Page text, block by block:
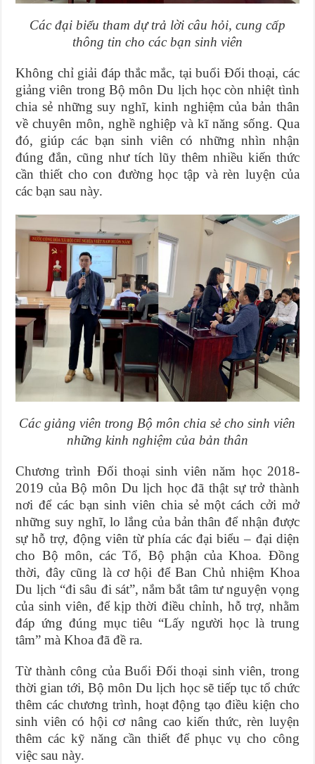
Các đại biểu tham dự trả lời câu hỏi, cung cấp
thông tin cho các bạn sinh viên
Không chỉ giải đáp thắc mắc, tại buổi Đối thoại, các
giảng viên trong Bộ môn Du lịch học còn nhiệt tình
chia sẻ những suy nghĩ, kinh nghiệm của bản thân
về chuyên môn, nghề nghiệp và kĩ năng sống. Qua
đó, giúp các bạn sinh viên có những nhìn nhận
đúng đắn, cũng như tích lũy thêm nhiều kiến thức
cần thiết cho con đường học tập và rèn luyện của
các bạn sau này.
Các giảng viên trong Bộ môn chia sẻ cho sinh viên
những kinh nghiệm của bản thân
Chương trình Đối thoại sinh viên năm học 2018-
2019 của Bộ môn Du lịch học đã thật sự trở thành
nơi để các bạn sinh viên chia sẻ một cách cởi mở
những suy nghĩ, lo lắng của bản thân để nhận được
sự hỗ trợ, động viên từ phía các đại biểu – đại diện
cho Bộ môn, các Tổ, Bộ phận của Khoa. Đồng
thời, đây cũng là cơ hội để Ban Chủ nhiệm Khoa
Du lịch “đi sâu đi sát”, nắm bắt tâm tư nguyện vọng
của sinh viên, để kịp thời điều chỉnh, hỗ trợ, nhằm
đáp ứng đúng mục tiêu “Lấy người học là trung
tâm” mà Khoa đã đề ra.
Từ thành công của Buổi Đối thoại sinh viên, trong
thời gian tới, Bộ môn Du lịch học sẽ tiếp tục tổ chức
thêm các chương trình, hoạt động tạo điều kiện cho
sinh viên có hội cơ nâng cao kiến thức, rèn luyện
thêm các kỹ năng cần thiết để phục vụ cho công
việc sau này.